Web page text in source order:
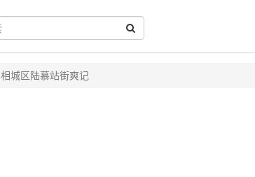
相城区陆慕站街爽记